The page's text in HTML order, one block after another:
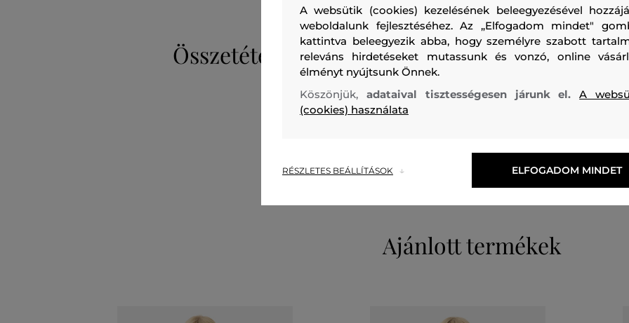
Szezon: PF23 Termék kódjaA11177_0BMAI-423-DW-195
Összetétel
felső anyag
Ajánlott termékek
A websütik (cookies) kezelésének beleegyezésével
weboldalunk fejlesztéséhez. Az „Elfogadom mindet"
kattintva beleegyezik abba, hogy személyre szabott
releváns hirdetéseket mutassunk és vonzó, online
élményt nyújtsunk Önnek.
Köszönjük, adataival tisztességesen járunk el.A
(cookies) használata
RÉSZLETES BEÁLLÍTÁSOK ELFOGADOM MINDET